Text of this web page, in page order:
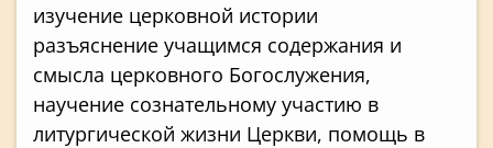
изучение церковной истории
разъяснение учащимся содержания и
смысла церковного Богослужения,
научение сознательному участию в
литургической жизни Церкви, помощь в